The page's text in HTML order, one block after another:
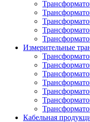
Измерительные
Кабельная